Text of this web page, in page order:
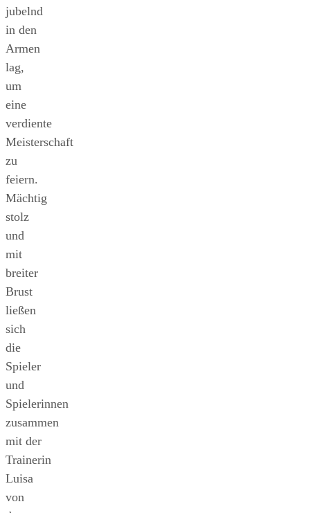
jubelnd
in den
Armen
lag,
um
eine
verdiente
Meisterschaft
zu
feiern.
Mächtig
stolz
und
mit
breiter
Brust
ließen
sich
die
Spieler
und
Spielerinnen
zusammen
mit der
Trainerin
Luisa
von